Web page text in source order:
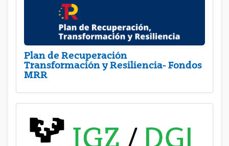
Plan de Recuperación
Transformación y Resiliencia- Fondos
MRR